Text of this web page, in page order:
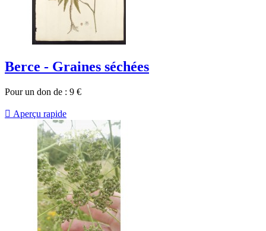
Berce - Graines séchées
Pour un don de : 9 €
 Aperçu rapide